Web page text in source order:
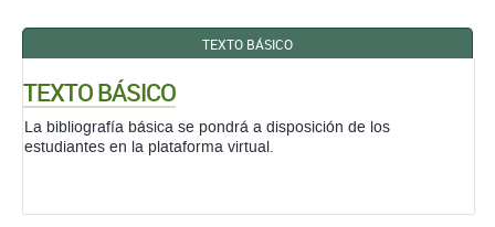
TEXTO BÁSICO
TEXTO BÁSICO
La bibliografía básica se pondrá a disposición de los
estudiantes en la plataforma virtual.